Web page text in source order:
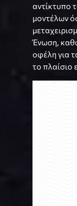
αντίκτυπο
μοντέλων
Ένωση,
οφέλη για
το πλαίσιο